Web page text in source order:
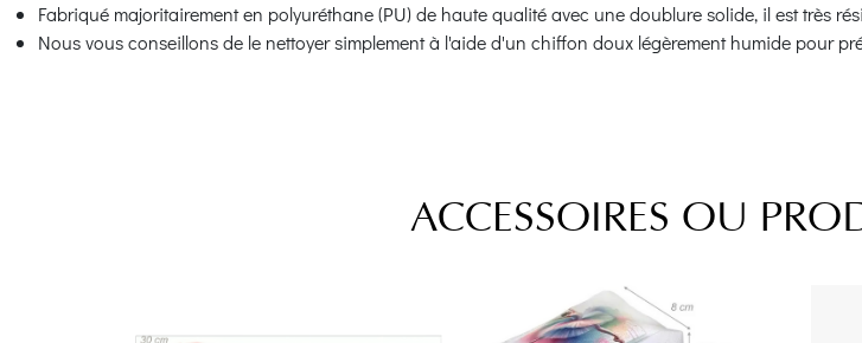
Fabriqué majoritairement en polyuréthane (PU) de haute qualité avec une doublure solide, il est très
Nous vous conseillons de le nettoyer simplement à l'aide d'un chiffon doux légèrement humide pour
ACCESSOIRES OU